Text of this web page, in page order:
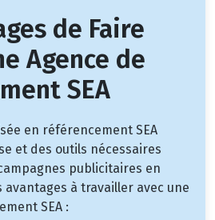
de Faire
Agence de
SEA
en référencement SEA
et des outils nécessaires
publicitaires en
avantages à travailler avec une
SEA :